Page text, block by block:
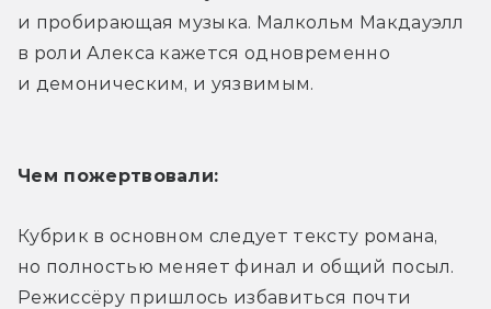
и пробирающая музыка. Малкольм Макдауэлл
в роли Алекса кажется одновременно
и демоническим, и уязвимым.
Чем пожертвовали:
Кубрик в основном следует тексту романа,
но полностью меняет финал и общий посыл.
Режиссёру пришлось избавиться почти